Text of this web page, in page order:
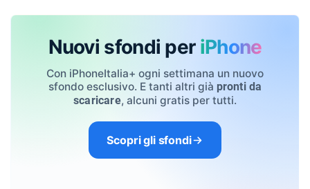
Nuovi sfondi per iPhone
Con iPhoneItalia+ ogni settimana un nuovo
sfondo esclusivo. E tanti altri già pronti da
scaricare, alcuni gratis per tutti.
Scopri gli sfondi